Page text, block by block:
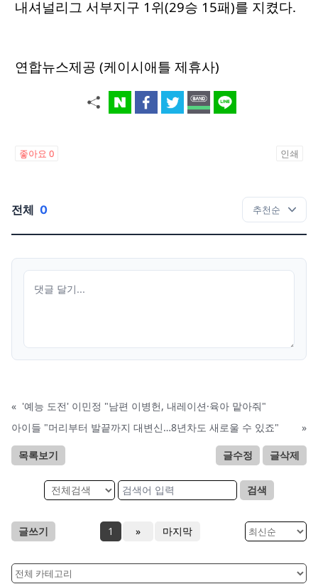
내셔널리그 서부지구 1위(29승 15패)를 지켰다.
연합뉴스제공 (케이시애틀 제휴사)
좋아요 0 인쇄
전체 0
« '예능 도전' 이민정 "남편 이병헌, 내레이션·육아 맡아줘"
아이들 "머리부터 발끝까지 대변신…8년차도 새로울 수 있죠"
»
목록보기 글수정 글삭제
검색
글쓰기 1 » 마지막